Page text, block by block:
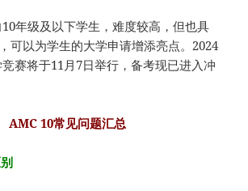
年级及以下学生，难度较高，但也具
可以为学生的大学申请增添亮点。2024
赛将于11月7日举行，备考现已进入冲
AMC 10常见问题汇总